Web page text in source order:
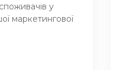
у
маркетингової